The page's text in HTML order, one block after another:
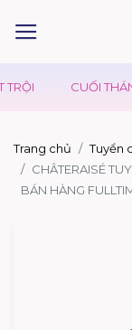
CUỐI
Trang chủ
Tuyển
CHÂTERAISÉ
BÁN HÀNG